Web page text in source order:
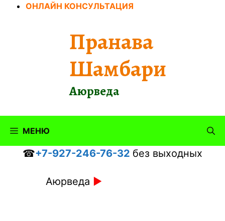
ПерейтиОНЛАЙН КОНСУЛЬТАЦИЯ
Пранава
Шамбари
Аюрведа
МЕНЮ
☎+7-927-246-76-32 без выходных
Аюрведа ►